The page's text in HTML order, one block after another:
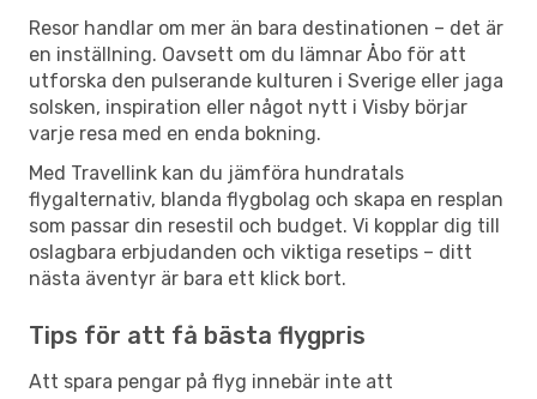
Resor handlar om mer än bara destinationen – det är
en inställning. Oavsett om du lämnar Åbo för att
utforska den pulserande kulturen i Sverige eller jaga
solsken, inspiration eller något nytt i Visby börjar
varje resa med en enda bokning.
Med Travellink kan du jämföra hundratals
flygalternativ, blanda flygbolag och skapa en resplan
som passar din resestil och budget. Vi kopplar dig till
oslagbara erbjudanden och viktiga resetips – ditt
nästa äventyr är bara ett klick bort.
Tips för att få bästa flygpris
Att spara pengar på flyg innebär inte att